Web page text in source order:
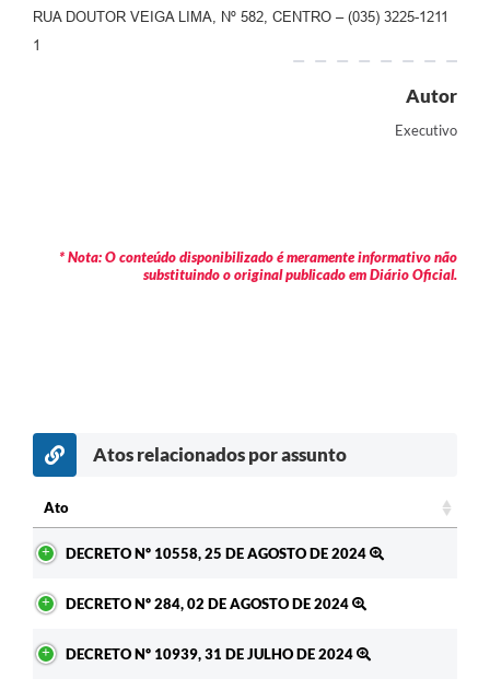
RUA DOUTOR VEIGA LIMA, Nº 582, CENTRO – (035) 3225-1211
1
Autor
Executivo
* Nota: O conteúdo disponibilizado é meramente informativo não
substituindo o original publicado em Diário Oficial.
Atos relacionados por assunto
Ato
DECRETO Nº 10558, 25 DE AGOSTO DE 2024
DECRETO Nº 284, 02 DE AGOSTO DE 2024
DECRETO Nº 10939, 31 DE JULHO DE 2024